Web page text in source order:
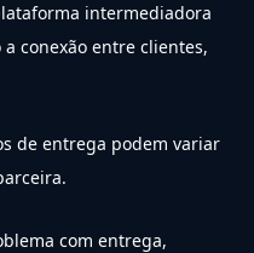
intermediadora
conexão entre clientes,
de entrega podem variar
com entrega,